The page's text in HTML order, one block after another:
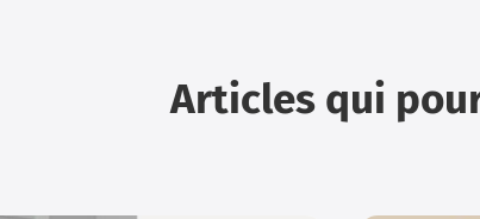
Articles qui